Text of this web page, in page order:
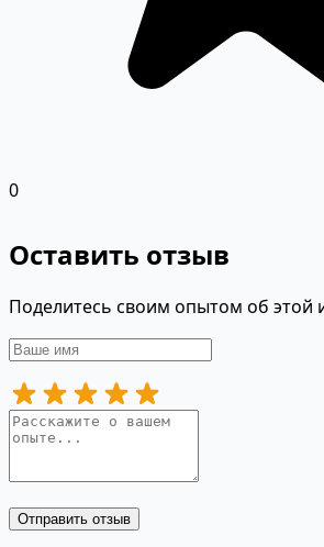
0
Оставить отзыв
Поделитесь своим опытом об этой
Отправить отзыв